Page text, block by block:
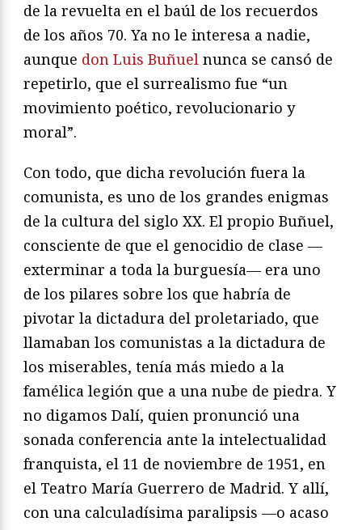
de la revuelta en el baúl de los recuerdos
de los años 70. Ya no le interesa a nadie,
aunque don Luis Buñuel nunca se cansó de
repetirlo, que el surrealismo fue “un
movimiento poético, revolucionario y
moral”.
Con todo, que dicha revolución fuera la
comunista, es uno de los grandes enigmas
de la cultura del siglo XX. El propio Buñuel,
consciente de que el genocidio de clase —
exterminar a toda la burguesía— era uno
de los pilares sobre los que habría de
pivotar la dictadura del proletariado, que
llamaban los comunistas a la dictadura de
los miserables, tenía más miedo a la
famélica legión que a una nube de piedra. Y
no digamos Dalí, quien pronunció una
sonada conferencia ante la intelectualidad
franquista, el 11 de noviembre de 1951, en
el Teatro María Guerrero de Madrid. Y allí,
con una calculadísima paralipsis —o acaso